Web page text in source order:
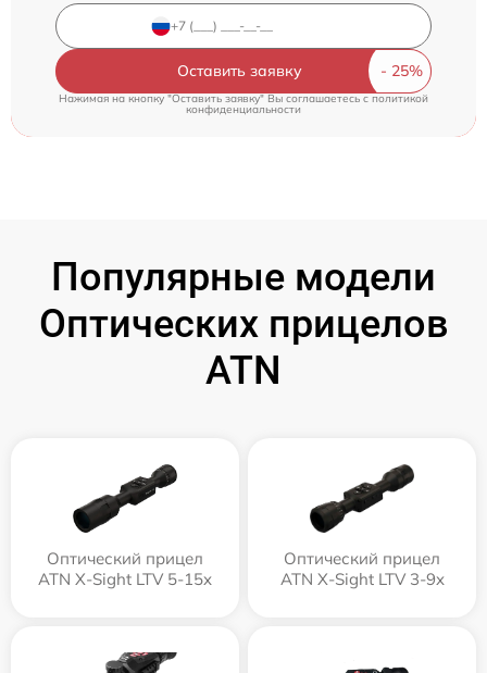
Оставить заявку
Нажимая на кнопку "Оставить заявку" Вы соглашаетесь cполитикой
конфиденциальности
Популярные модели
Оптических прицелов
ATN
Оптический прицел
ATN X-Sight LTV 5-15x
Оптический прицел
ATN X-Sight LTV 3-9x